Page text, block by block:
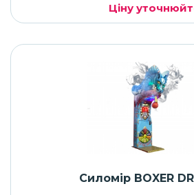
Ціну
Силомір BOXER